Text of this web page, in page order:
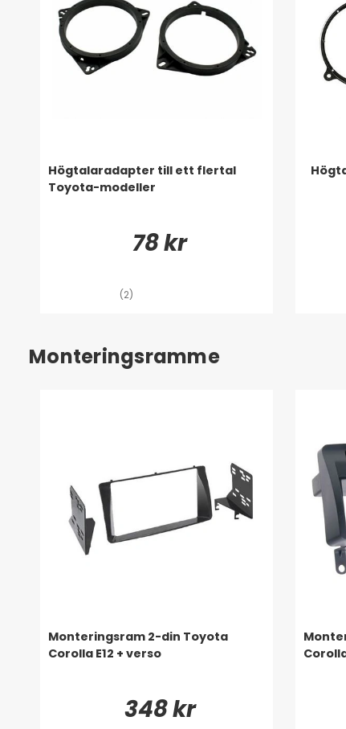
Högtalaradapter till ett flertal
Toyota-modeller
78 kr
(2)
Monteringsramme
Monteringsram 2-din Toyota
Corolla E12 + verso
348 kr